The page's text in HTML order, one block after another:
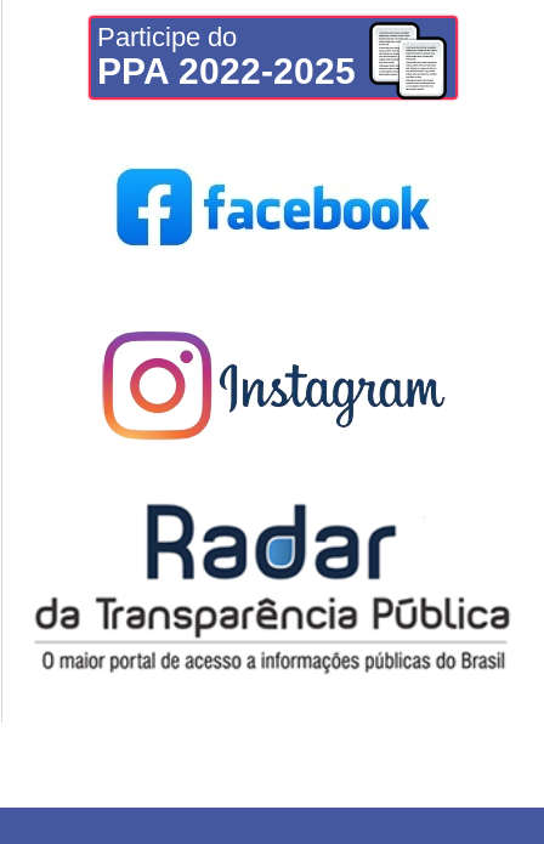
Participe do
PPA 2022-2025